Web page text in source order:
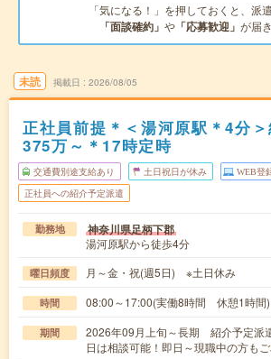
「気になる！」を押しておくと、派
「面談確約」 や 「応募歓迎」 が届
未読 掲載日 2026/08/05
正社員前提＊＜湯河原駅＊4分
375万～＊17時定時
交通費別途支給あり 土日祝日が休み WEB登
正社員への紹介予定派遣
勤務地 神奈川県足柄下郡
湯河原駅から徒歩4分
曜日頻度 月～金・祝(週5日) ※土日休み
時間 08:00～17:00(実働8時間 休憩1時間)
期間
2026年09月上旬～長期 紹介予定派
日は相談可能！即日～現職中の方も